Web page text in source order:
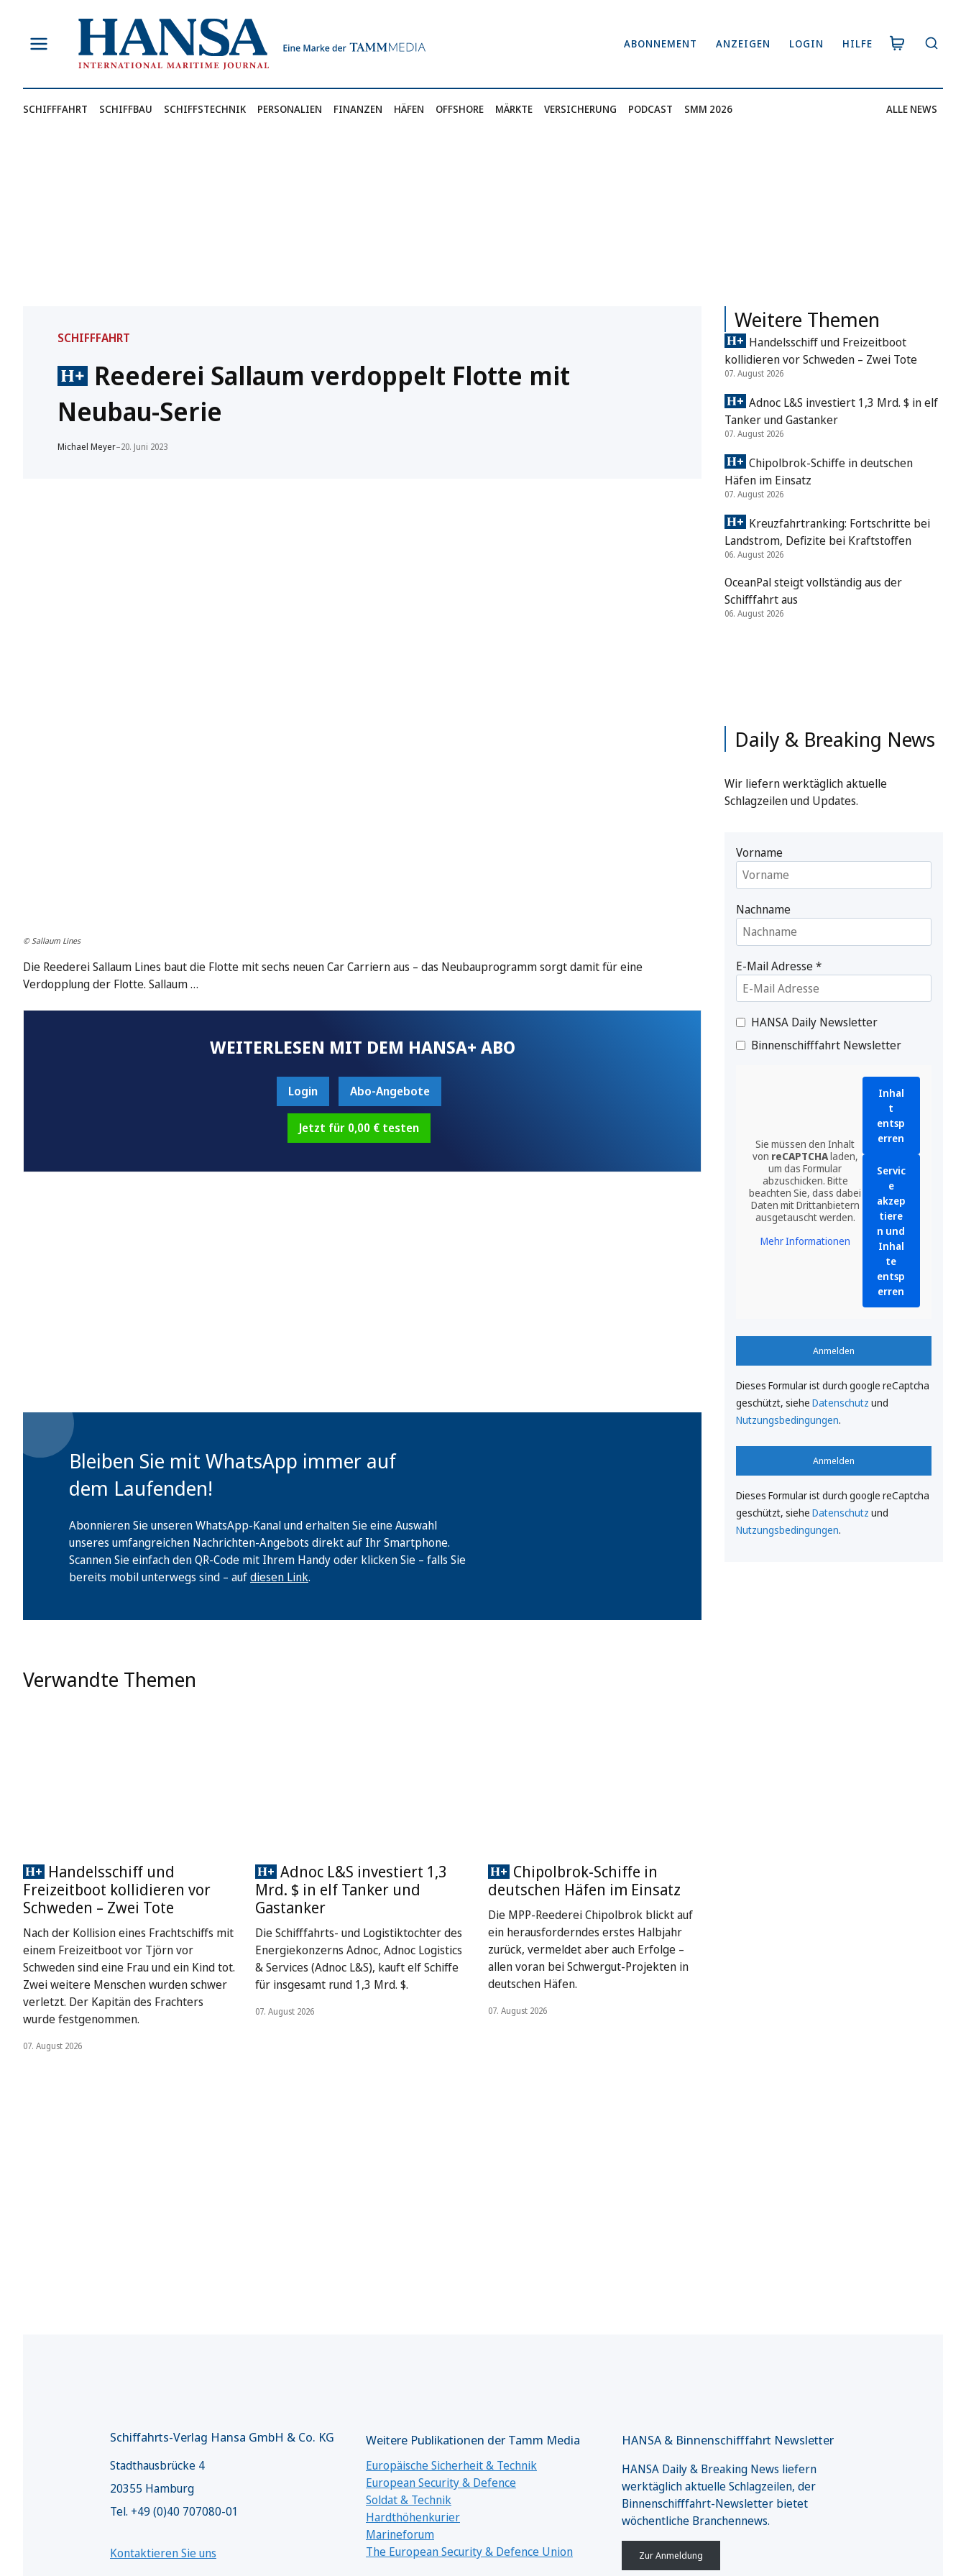
springen
ABONNEMENT ANZEIGEN LOGIN HILFE
SCHIFFFAHRT SCHIFFBAU SCHIFFSTECHNIK PERSONALIEN FINANZEN HÄFEN OFFSHORE MÄRKTE VERSICHERUNG PODCAST SMM 2026 ALLE NEWS
SCHIFFFAHRT
Reederei Sallaum verdoppelt Flotte mit
Neubau-Serie
Michael Meyer–20. Juni 2023
© Sallaum Lines
Die Reederei Sallaum Lines baut die Flotte mit sechs neuen Car Carriern aus – das Neubauprogramm sorgt damit für eine
Verdopplung der Flotte. Sallaum …
WEITERLESEN MIT DEM HANSA+ ABO
Login Abo-Angebote
Jetzt für 0,00 € testen
Bleiben Sie mit WhatsApp immer auf
dem Laufenden!
Abonnieren Sie unseren WhatsApp-Kanal und erhalten Sie eine Auswahl
unseres umfangreichen Nachrichten-Angebots direkt auf Ihr Smartphone.
Scannen Sie einfach den QR-Code mit Ihrem Handy oder klicken Sie – falls Sie
bereits mobil unterwegs sind – aufdiesen Link.
Verwandte Themen
Handelsschiff und
Freizeitboot kollidieren vor
Schweden – Zwei Tote
Nach der Kollision eines Frachtschiffs mit
einem Freizeitboot vor Tjörn vor
Schweden sind eine Frau und ein Kind tot.
Zwei weitere Menschen wurden schwer
verletzt. Der Kapitän des Frachters
wurde festgenommen.
07. August 2026
Adnoc L&S investiert 1,3
Mrd. $ in elf Tanker und
Gastanker
Die Schifffahrts- und Logistiktochter des
Energiekonzerns Adnoc, Adnoc Logistics
& Services (Adnoc L&S), kauft elf Schiffe
für insgesamt rund 1,3 Mrd. $.
07. August 2026
Chipolbrok-Schiffe in
deutschen Häfen im Einsatz
Die MPP-Reederei Chipolbrok blickt auf
ein herausforderndes erstes Halbjahr
zurück, vermeldet aber auch Erfolge –
allen voran bei Schwergut-Projekten in
deutschen Häfen.
07. August 2026
Weitere Themen
Handelsschiff und Freizeitboot
kollidieren vor Schweden – Zwei Tote
07. August 2026
Adnoc L&S investiert 1,3 Mrd. $ in elf
Tanker und Gastanker
07. August 2026
Chipolbrok-Schiffe in deutschen
Häfen im Einsatz
07. August 2026
Kreuzfahrtranking: Fortschritte bei
Landstrom, Defizite bei Kraftstoffen
06. August 2026
OceanPal steigt vollständig aus der
Schifffahrt aus
06. August 2026
Daily & Breaking News
Wir liefern werktäglich aktuelle
Schlagzeilen und Updates.
Vorname
Nachname
E-Mail Adresse*
HANSA Daily Newsletter
Binnenschifffahrt Newsletter
Sie müssen den Inhalt
von reCAPTCHAladen,
um das Formular
abzuschicken. Bitte
beachten Sie, dass dabei
Daten mit Drittanbietern
ausgetauscht werden.
Mehr Informationen
Inhal
t
entsp
erren
Servic
e
akzep
tiere
n und
Inhal
te
entsp
erren
Anmelden
Dieses Formular ist durch google reCaptcha
geschützt, siehe Datenschutz und
Nutzungsbedingungen.
Anmelden
Dieses Formular ist durch google reCaptcha
geschützt, siehe Datenschutz und
Nutzungsbedingungen.
Schiffahrts-Verlag Hansa GmbH & Co. KG
Stadthausbrücke 4
20355 Hamburg
Tel. +49 (0)40 707080-01
Kontaktieren Sie uns
Weitere Publikationen der Tamm Media
Europäische Sicherheit & Technik
European Security & Defence
Soldat & Technik
Hardthöhenkurier
Marineforum
The European Security & Defence Union
HANSA & Binnenschifffahrt Newsletter
HANSA Daily & Breaking News liefern
werktäglich aktuelle Schlagzeilen, der
Binnenschifffahrt-Newsletter bietet
wöchentliche Branchennews.
Zur Anmeldung